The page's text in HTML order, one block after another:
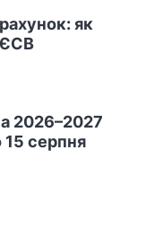
як
ЄСВ
2026–2027
серпня